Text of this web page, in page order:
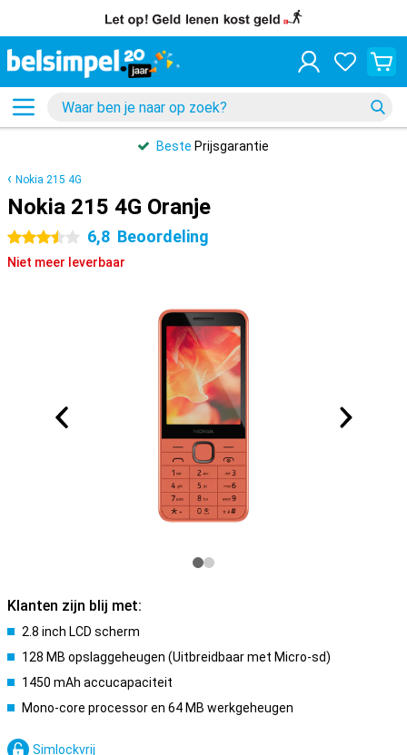
Beste Prijsgarantie
Nokia 215 4G
Nokia 215 4G Oranje
3.5 sterren 6,8 Beoordeling
Niet meer leverbaar
Klanten zijn blij met:
2.8 inch LCD scherm
128 MB opslaggeheugen (Uitbreidbaar met Micro-sd)
1450 mAh accucapaciteit
Mono-core processor en 64 MB werkgeheugen
Simlockvrij